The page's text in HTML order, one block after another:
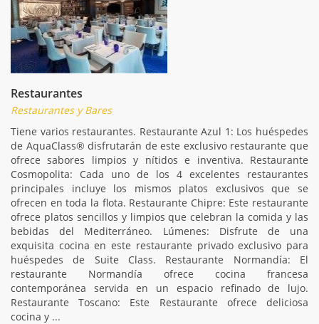
Restaurantes
Restaurantes y Bares
Tiene varios restaurantes. Restaurante Azul 1: Los huéspedes
de AquaClass® disfrutarán de este exclusivo restaurante que
ofrece sabores limpios y nítidos e inventiva. Restaurante
Cosmopolita: Cada uno de los 4 excelentes restaurantes
principales incluye los mismos platos exclusivos que se
ofrecen en toda la flota. Restaurante Chipre: Este restaurante
ofrece platos sencillos y limpios que celebran la comida y las
bebidas del Mediterráneo. Lúmenes: Disfrute de una
exquisita cocina en este restaurante privado exclusivo para
huéspedes de Suite Class. Restaurante Normandía: El
restaurante Normandía ofrece cocina francesa
contemporánea servida en un espacio refinado de lujo.
Restaurante Toscano: Este Restaurante ofrece deliciosa
cocina y ...